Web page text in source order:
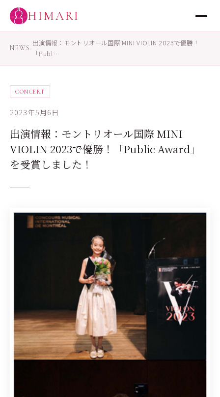
HIMARI
NEWS›
出演情報：モントリオール国際 MINI VIOLIN 2023で優勝！
「Publ…
CONCERT
2023年5月6日
出演情報：モントリオール国際 MINI
VIOLIN 2023で優勝！「Public Award」
を受賞しました！